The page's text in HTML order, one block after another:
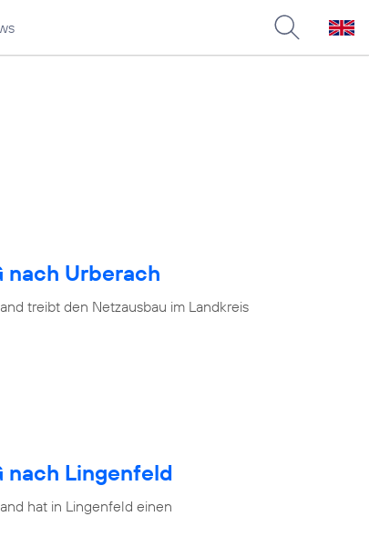
nach Urberach
treibt den Netzausbau im Landkreis
nach Lingenfeld
hat in Lingenfeld einen